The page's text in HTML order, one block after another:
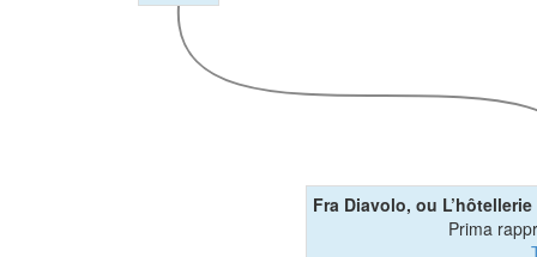
Fra Diavolo, ou
Prima